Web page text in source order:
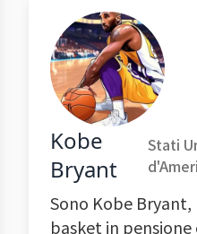
Kobe
Bryant
Stati
Sono Kobe
basket in pensione